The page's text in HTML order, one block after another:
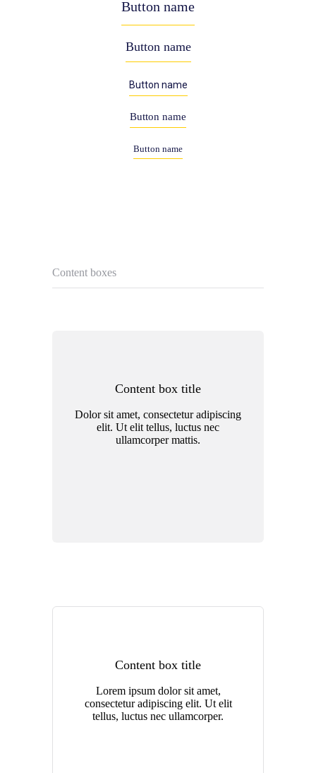
Button name
Button name
Button name
Button name
Button name
Content boxes
Content box title
Dolor sit amet, consectetur adipiscing
elit. Ut elit tellus, luctus nec
ullamcorper mattis.
Content box title
Lorem ipsum dolor sit amet,
consectetur adipiscing elit. Ut elit
tellus, luctus nec ullamcorper.